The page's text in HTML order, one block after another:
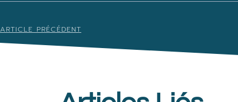
ARTICLE PRÉCÉDENT